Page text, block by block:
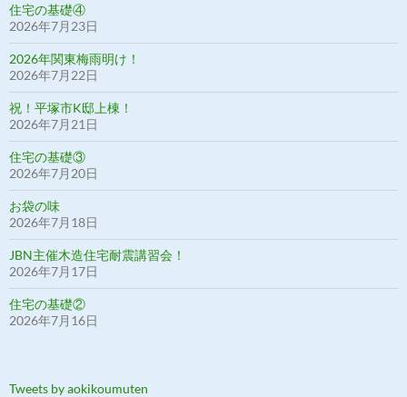
住宅の基礎④
2026年7月23日
2026年関東梅雨明け！
2026年7月22日
祝！平塚市K邸上棟！
2026年7月21日
住宅の基礎③
2026年7月20日
お袋の味
2026年7月18日
JBN主催木造住宅耐震講習会！
2026年7月17日
住宅の基礎②
2026年7月16日
Tweets by aokikoumuten